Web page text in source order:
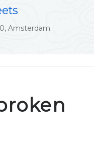
Amsterdam